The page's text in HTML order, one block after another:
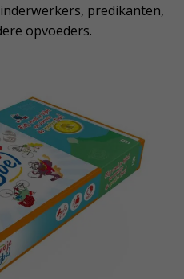
predikanten,
opvoeders.